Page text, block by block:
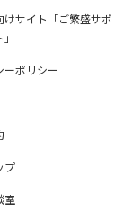
けサイト「ご繁盛サポ
ーポリシー
プ
室